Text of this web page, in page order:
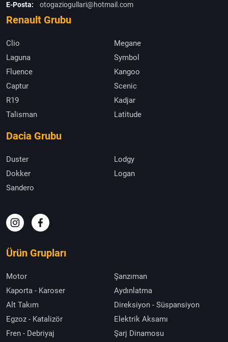
E-Posta:
otogaziogullari@hotmail.com
Renault Grubu
Clio
Megane
Laguna
Symbol
Fluence
Kangoo
Captur
Scenic
R19
Kadjar
Talisman
Latitude
Dacia Grubu
Duster
Lodgy
Dokker
Logan
Sandero
Ürün Grupları
Motor
Şanzıman
Kaporta - Karoser
Aydınlatma
Alt Takım
Direksiyon - Süspansiyon
Egzoz - Katalizör
Elektrik Aksamı
Fren - Debriyaj
Şarj Dinamosu